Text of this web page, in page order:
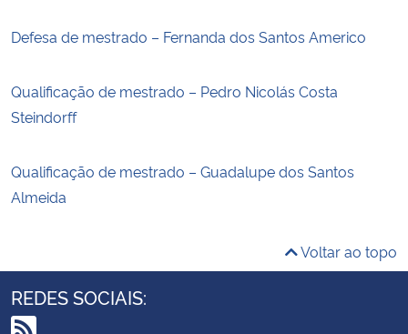
Defesa de mestrado – Fernanda dos Santos Americo
Qualificação de mestrado – Pedro Nicolás Costa
Steindorff
Qualificação de mestrado – Guadalupe dos Santos
Almeida
Voltar ao topo
REDES SOCIAIS: